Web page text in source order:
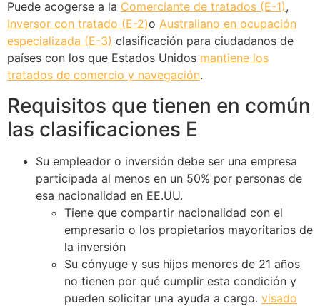
Puede acogerse a la Comerciante de tratados (E-1),
Inversor con tratado (E-2)o Australiano en ocupación
especializada (E-3) clasificación para ciudadanos de
países con los que Estados Unidos mantiene los
tratados de comercio y navegación.
Requisitos que tienen en común
las clasificaciones E
Su empleador o inversión debe ser una empresa
participada al menos en un 50% por personas de
esa nacionalidad en EE.UU.
Tiene que compartir nacionalidad con el
empresario o los propietarios mayoritarios de
la inversión
Su cónyuge y sus hijos menores de 21 años
no tienen por qué cumplir esta condición y
pueden solicitar una ayuda a cargo. visado